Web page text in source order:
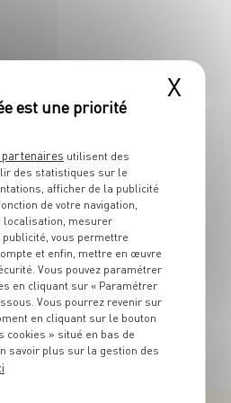
X
partenaires utilisent des
des statistiques sur le
afficher de la publicité
de votre navigation,
localisation, mesurer
publicité, vous permettre
et enfin, mettre en œuvre
Vous pouvez paramétrer
en cliquant sur « Paramétrer
Vous pourrez revenir sur
en cliquant sur le bouton
cookies » situé en bas de
savoir plus sur la gestion des